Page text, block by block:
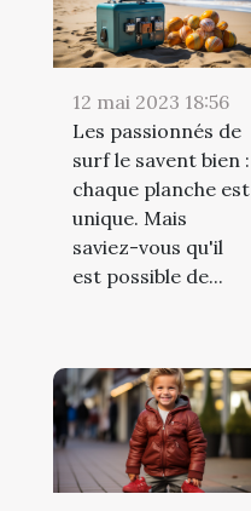
12 mai 2023 18:56
Les passionnés de
surf le savent bien :
chaque planche est
unique. Mais
saviez-vous qu'il
est possible de...